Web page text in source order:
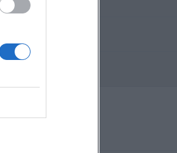
Laut
als Ort
keine leere
Spaziergang
sondern auch